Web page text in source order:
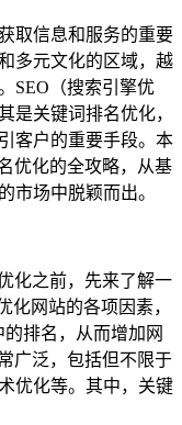
取信息和服务的重要
多元文化的区域，越
SEO（搜索引擎优
是关键词排名优化，
客户的重要手段。本
优化的全攻略，从基
市场中脱颖而出。
化之前，先来了解一
化网站的各项因素，
排名，从而增加网
广泛，包括但不限于
优化等。其中，关键